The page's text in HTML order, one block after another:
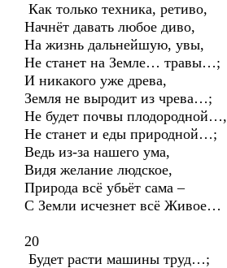
Как только техника, ретиво,
Начнёт давать любое диво,
На жизнь дальнейшую, увы,
Не станет на Земле… травы…;
И никакого уже древа,
Земля не выродит из чрева…;
Не будет почвы плодородной…,
Не станет и еды природной…;
Ведь из-за нашего ума,
Видя желание людское,
Природа всё убьёт сама –
С Земли исчезнет всё Живое…
20
Будет расти машины труд…;